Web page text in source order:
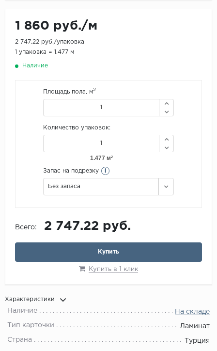
1 860 руб./м
2 747.22 руб./упаковка
1 упаковка = 1.477 м
Наличие
Площадь пола, м2
Количество упаковок:
Запас на подрезку i
Без запаса
Всего: 2 747.22 руб.
Купить
Купить в 1 клик
Характеристики
Наличие На складе
Тип карточки Ламинат
Страна Турция